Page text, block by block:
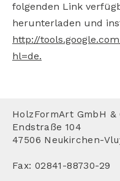
folgenden Link
herunterladen und
http://
hl=de.
HolzFormArt GmbH &
Endstraße 104
47506 Neukirchen-
Fax: 02841-88730-29